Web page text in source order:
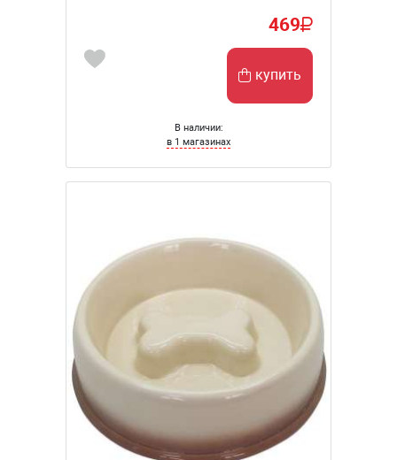
469
купить
В наличии:
в 1 магазинах